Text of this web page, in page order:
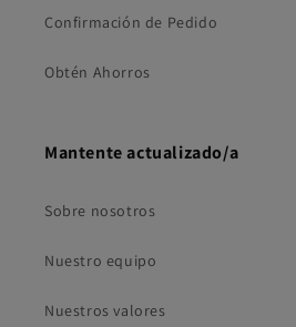
Confirmación de Pedido
Obtén Ahorros
Mantente actualizado/a
Sobre nosotros
Nuestro equipo
Nuestros valores